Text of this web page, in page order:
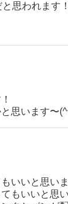
思われます
思います〜
いいと思いま
もいいと思い